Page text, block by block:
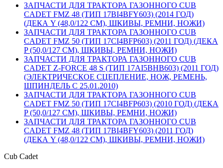
ЗАПЧАСТИ ДЛЯ ТРАКТОРА ГАЗОННОГО CUB
CADET FMZ 48 (ТИП 17BI4BFY603) (2014 ГОД)
(ДЕКА Y (48,0/122 СМ), ШКИВЫ, РЕМНИ, НОЖИ)
ЗАПЧАСТИ ДЛЯ ТРАКТОРА ГАЗОННОГО CUB
CADET FMZ 50 (ТИП 17CI4BFP603) (2011 ГОД) (ДЕКА
P (50,0/127 СМ), ШКИВЫ, РЕМНИ, НОЖИ)
ЗАПЧАСТИ ДЛЯ ТРАКТОРА ГАЗОННОГО CUB
CADET Z-FORCE 48 S (ТИП 17AI5BHB603) (2011 ГОД)
(ЭЛЕКТРИЧЕСКОЕ СЦЕПЛЕНИЕ, НОЖ, РЕМЕНЬ,
ШПИНДЕЛЬ С 25.01.2010)
ЗАПЧАСТИ ДЛЯ ТРАКТОРА ГАЗОННОГО CUB
CADET FMZ 50 (ТИП 17CI4BFP603) (2010 ГОД) (ДЕКА
P (50,0/127 СМ), ШКИВЫ, РЕМНИ, НОЖИ)
ЗАПЧАСТИ ДЛЯ ТРАКТОРА ГАЗОННОГО CUB
CADET FMZ 48 (ТИП 17BI4BFY603) (2011 ГОД)
(ДЕКА Y (48,0/122 СМ), ШКИВЫ, РЕМНИ, НОЖИ)
Cub Cadet